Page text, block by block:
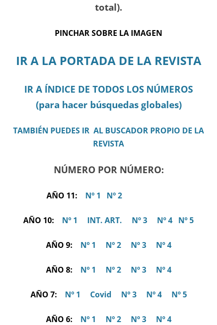
total).
PINCHAR SOBRE LA IMAGEN
IR A LA PORTADA DE LA REVISTA
IR A ÍNDICE DE TODOS LOS NÚMEROS
(para hacer búsquedas globales)
TAMBIÉN PUEDES IR AL BUSCADOR PROPIO DE LA
REVISTA
NÚMERO POR NÚMERO:
AÑO 11: Nº 1 Nº 2
AÑO 10: Nº 1 INT. ART. Nº 3 Nº 4 Nº 5
AÑO 9: Nº 1 Nº 2 Nº 3 Nº 4
AÑO 8: Nº 1 Nº 2 Nº 3 Nº 4
AÑO 7: Nº 1 Covid Nº 3 Nº 4 Nº 5
AÑO 6: Nº 1 Nº 2 Nº 3 Nº 4